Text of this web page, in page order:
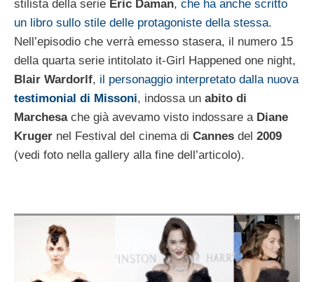
stilista della serie Eric Daman, che ha anche scritto
un libro sullo stile delle protagoniste della stessa.
Nell’episodio che verrà emesso stasera, il numero 15
della quarta serie intitolato it-Girl Happened one night,
Blair Wardorlf, il personaggio interpretato dalla nuova
testimonial di Missoni, indossa un abito di
Marchesache già avevamo visto indossare a Diane
Kruger nel Festival del cinema di Cannes del 2009
(vedi foto nella gallery alla fine dell’articolo).